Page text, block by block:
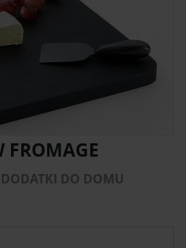
FROMAGE
DODATKI DO DOMU